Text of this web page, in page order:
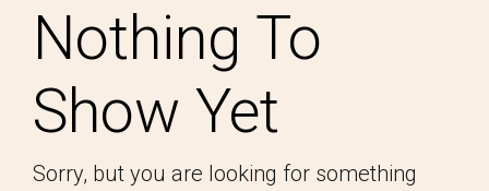
Nothing To
Show Yet
Sorry, but you are looking for something